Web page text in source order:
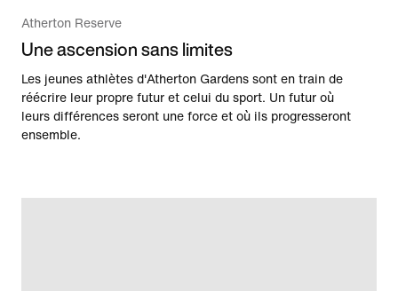
Atherton Reserve
Une ascension sans limites
Les jeunes athlètes d'Atherton Gardens sont en train de
réécrire leur propre futur et celui du sport. Un futur où
leurs différences seront une force et où ils progresseront
ensemble.